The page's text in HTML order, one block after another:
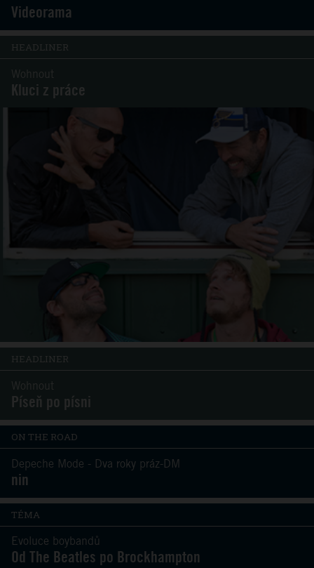
Videorama
HEADLINER
Wohnout
Kluci z práce
HEADLINER
Wohnout
Píseň po písni
ON THE ROAD
Depeche Mode - Dva roky práz-DM
nin
TÉMA
Evoluce boybandů
Od The Beatles po Brockhampton